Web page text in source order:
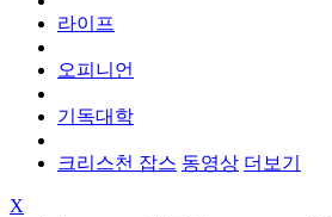
라이프
오피니언
기독대학
크리스천 잡스 동영상 더보기
X